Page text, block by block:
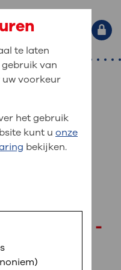
op zoek?
,Digitalisering
medische
van OLVG. In
gegevens zien. Op
OLVG breidt
-
te laten
van
uw voorkeur
het gebruik
kunt u onze
bekijken.